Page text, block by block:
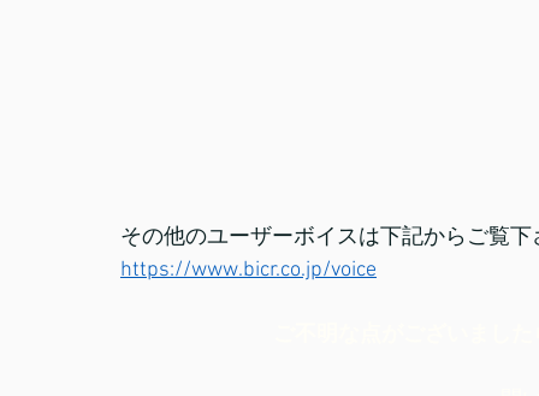
その他のユーザーボイスは下記からご覧下
https://www.bicr.co.jp/voice